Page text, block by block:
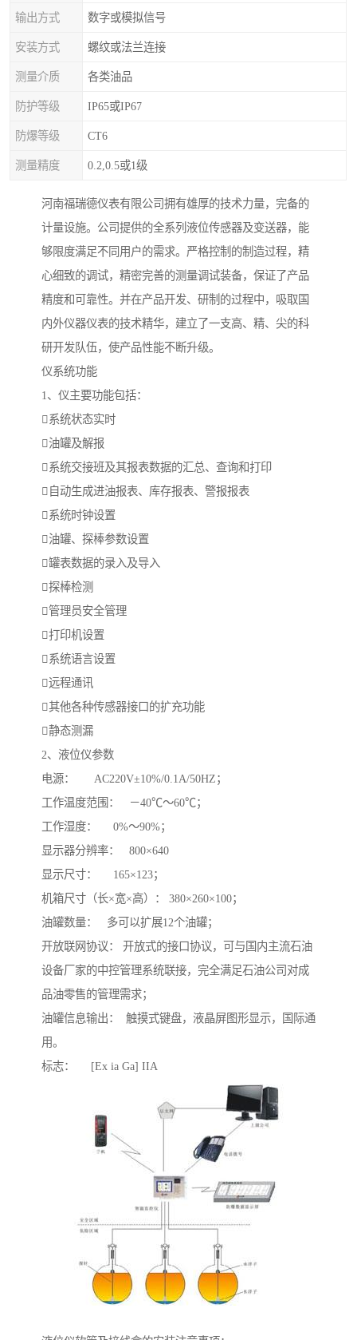
输出方式 数字或模拟信号
安装方式 螺纹或法兰连接
测量介质 各类油品
防护等级 IP65或IP67
防爆等级 CT6
测量精度 0.2,0.5或1级
河南福瑞德仪表有限公司拥有雄厚的技术力量，完备的
计量设施。公司提供的全系列液位传感器及变送器，能
够限度满足不同用户的需求。严格控制的制造过程，精
心细致的调试，精密完善的测量调试装备，保证了产品
精度和可靠性。并在产品开发、研制的过程中，吸取国
内外仪器仪表的技术精华，建立了一支高、精、尖的科
研开发队伍，使产品性能不断升级。
仪系统功能
1、仪主要功能包括：
系统状态实时
油罐及解报
系统交接班及其报表数据的汇总、查询和打印
自动生成进油报表、库存报表、警报报表
系统时钟设置
油罐、探棒参数设置
罐表数据的录入及导入
探棒检测
管理员安全管理
打印机设置
系统语言设置
远程通讯
其他各种传感器接口的扩充功能
静态测漏
2、液位仪参数
电源： AC220V±10%/0.1A/50HZ；
工作温度范围： －40℃～60℃；
工作湿度： 0%～90%；
显示器分辨率： 800×640
显示尺寸： 165×123；
机箱尺寸（长×宽×高）： 380×260×100；
油罐数量： 多可以扩展12个油罐；
开放联网协议： 开放式的接口协议，可与国内主流石油
设备厂家的中控管理系统联接，完全满足石油公司对成
品油零售的管理需求；
油罐信息输出： 触摸式键盘，液晶屏图形显示，国际通
用。
标志： [Ex ia Ga] IIA